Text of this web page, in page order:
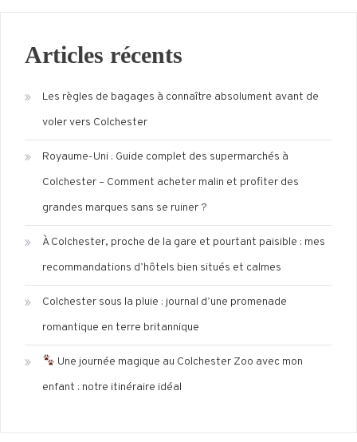
Articles récents
Les règles de bagages à connaître absolument avant de
voler vers Colchester
Royaume-Uni : Guide complet des supermarchés à
Colchester – Comment acheter malin et profiter des
grandes marques sans se ruiner ?
À Colchester, proche de la gare et pourtant paisible : mes
recommandations d’hôtels bien situés et calmes
Colchester sous la pluie : journal d’une promenade
romantique en terre britannique
Une journée magique au Colchester Zoo avec mon
enfant : notre itinéraire idéal